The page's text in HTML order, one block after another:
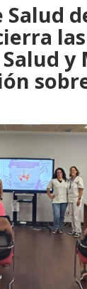
Salud
las
y